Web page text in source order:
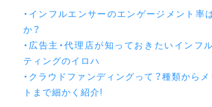
・インフルエンサーのエンゲージメント率
か？
・広告主・代理店が知っておきたいインフ
ティングのイロハ
・クラウドファンディングって？種類からメ
トまで細かく紹介!